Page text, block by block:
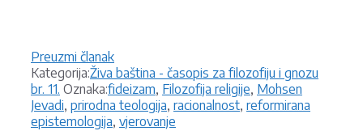
Preuzmi članak
Kategorija:Kategorije
Živa baština - časopis za filozofiju i gnozu
br. 11. Oznaka:Oznake
fideizam, Filozofija religije, Mohsen
Jevadi, prirodna teologija, racionalnost, reformirana
epistemologija, vjerovanje